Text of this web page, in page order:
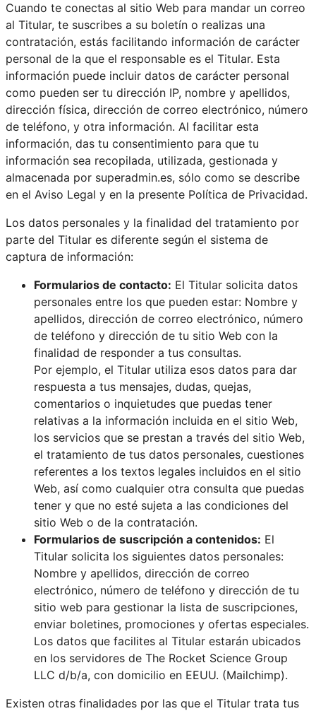
Cuando te conectas al sitio Web para mandar un correo
al Titular, te suscribes a su boletín o realizas una
contratación, estás facilitando información de carácter
personal de la que el responsable es el Titular. Esta
información puede incluir datos de carácter personal
como pueden ser tu dirección IP, nombre y apellidos,
dirección física, dirección de correo electrónico, número
de teléfono, y otra información. Al facilitar esta
información, das tu consentimiento para que tu
información sea recopilada, utilizada, gestionada y
almacenada por superadmin.es, sólo como se describe
en el Aviso Legal y en la presente Política de Privacidad.
Los datos personales y la finalidad del tratamiento por
parte del Titular es diferente según el sistema de
captura de información:
Formularios de contacto: El Titular solicita datos
personales entre los que pueden estar: Nombre y
apellidos, dirección de correo electrónico, número
de teléfono y dirección de tu sitio Web con la
finalidad de responder a tus consultas.
Por ejemplo, el Titular utiliza esos datos para dar
respuesta a tus mensajes, dudas, quejas,
comentarios o inquietudes que puedas tener
relativas a la información incluida en el sitio Web,
los servicios que se prestan a través del sitio Web,
el tratamiento de tus datos personales, cuestiones
referentes a los textos legales incluidos en el sitio
Web, así como cualquier otra consulta que puedas
tener y que no esté sujeta a las condiciones del
sitio Web o de la contratación.
Formularios de suscripción a contenidos: El
Titular solicita los siguientes datos personales:
Nombre y apellidos, dirección de correo
electrónico, número de teléfono y dirección de tu
sitio web para gestionar la lista de suscripciones,
enviar boletines, promociones y ofertas especiales.
Los datos que facilites al Titular estarán ubicados
en los servidores de The Rocket Science Group
LLC d/b/a, con domicilio en EEUU. (Mailchimp).
Existen otras finalidades por las que el Titular trata tus